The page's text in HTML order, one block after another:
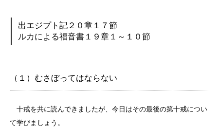
出エジプト記２０章１７節
ルカによる福音書１９章１～１０節
（１）むさぼってはならない
十戒を共に読んできましたが、今日はその最後の第十戒につい
て学びましょう。